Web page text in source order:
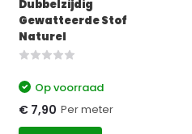
Dubbelzijdig
Gewatteerde Stof
Naturel
Op voorraad
€ 7,90 Per meter